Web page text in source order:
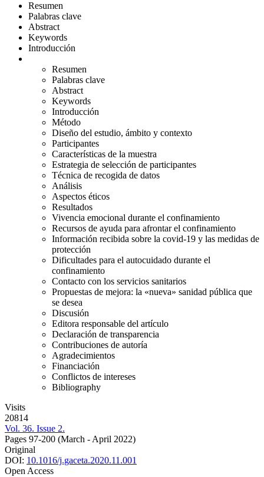
Resumen
Palabras clave
Abstract
Keywords
Introducción
Resumen
Palabras clave
Abstract
Keywords
Introducción
Método
Diseño del estudio, ámbito y contexto
Participantes
Características de la muestra
Estrategia de selección de participantes
Técnica de recogida de datos
Análisis
Aspectos éticos
Resultados
Vivencia emocional durante el confinamiento
Recursos de ayuda para afrontar el confinamiento
Información recibida sobre la covid-19 y las medidas de
protección
Dificultades para el autocuidado durante el
confinamiento
Contacto con los servicios sanitarios
Propuestas de mejora: la «nueva» sanidad pública que
se desea
Discusión
Editora responsable del artículo
Declaración de transparencia
Contribuciones de autoría
Agradecimientos
Financiación
Conflictos de intereses
Bibliography
Visits
20814
Vol. 36. Issue 2.
Pages 97-200 (March - April 2022)
Original
DOI: 10.1016/j.gaceta.2020.11.001
Open Access